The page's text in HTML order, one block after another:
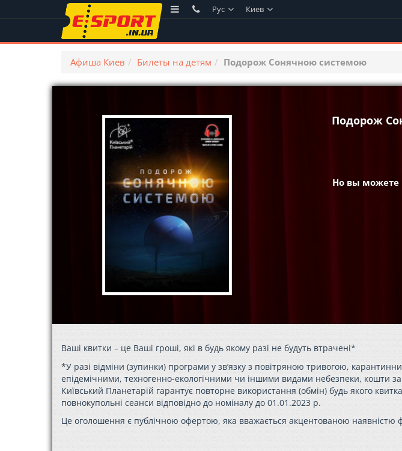
Рус Киев
Афиша Киев Билеты на детям Подорож Сонячною системою
Подорож
Но вы можете
Ваші квитки – це Ваші гроші, які в будь якому разі не будуть втрачені*
*У разі відміни (зупинки) програми у зв’язку з повітряною тривогою,
епідемічними, техногенно-екологічними чи іншими видами небезпеки, кошти
Київський Планетарій гарантує повторне використання (обмін) будь якого
повнокупольні сеанси відповідно до номіналу до 01.01.2023 р.
Це оголошення є публічною офертою, яка вважається акцентованою наявністю